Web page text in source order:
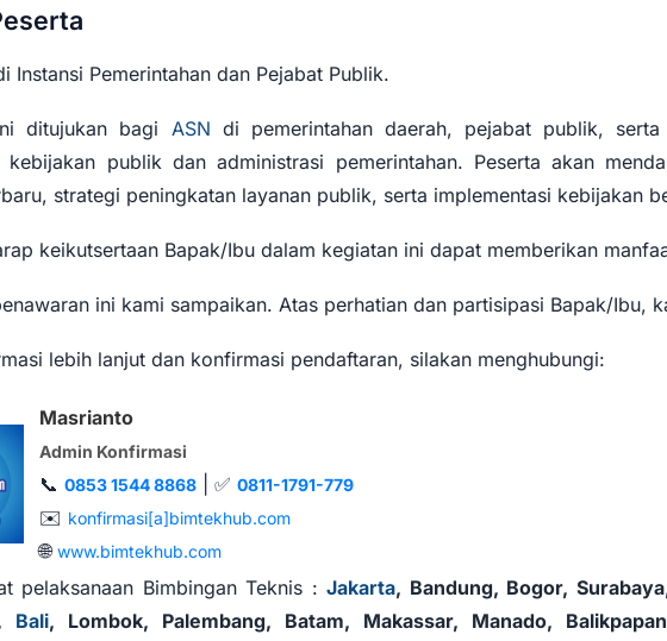
Instansi Pemerintahan dan Pejabat Publik.
ditujukan bagi ASN di pemerintahan daerah, pejabat publik,
kebijakan publik dan administrasi pemerintahan. Peserta akan
strategi peningkatan layanan publik, serta implementasi kebijakan
keikutsertaan Bapak/Ibu dalam kegiatan ini dapat memberikan
ini kami sampaikan. Atas perhatian dan partisipasi Bapak/Ibu,
lebih lanjut dan konfirmasi pendaftaran, silakan menghubungi:
Masrianto
Admin Konfirmasi
📞 0853 1544 8868 | ✅ 0811-1791-779
✉️ konfirmasi[a]bimtekhub.com
🌐www.bimtekhub.com
pelaksanaan Bimbingan Teknis : Jakarta, Bandung, Bogor,
Bali, Lombok, Palembang, Batam, Makassar, Manado,